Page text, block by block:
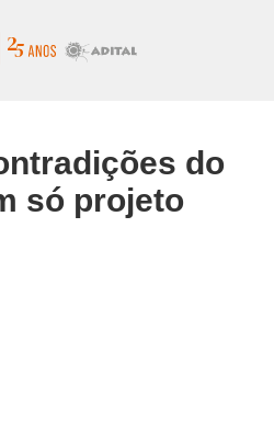
do
só projeto